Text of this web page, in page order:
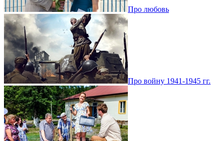
Про любовь
Про войну 1941-1945 гг.